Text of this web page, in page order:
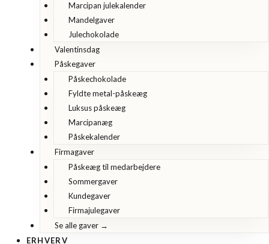
Marcipan julekalender
Mandelgaver
Julechokolade
Valentinsdag
Påskegaver
Påskechokolade
Fyldte metal-påskeæg
Luksus påskeæg
Marcipanæg
Påskekalender
Firmagaver
Påskeæg til medarbejdere
Sommergaver
Kundegaver
Firmajulegaver
Se alle gaver →
ERHVERV